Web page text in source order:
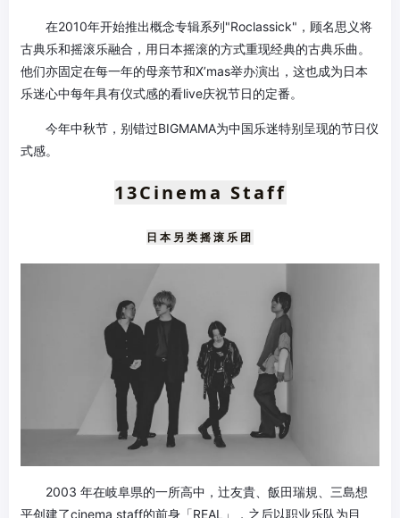
在2010年开始推出概念专辑系列"Roclassick"，顾名思义将
古典乐和摇滚乐融合，用日本摇滚的方式重现经典的古典乐曲。
他们亦固定在每一年的母亲节和X’mas举办演出，这也成为日本
乐迷心中每年具有仪式感的看live庆祝节日的定番。
今年中秋节，别错过BIGMAMA为中国乐迷特别呈现的节日仪
式感。
13Cinema Staff
日本另类摇滚乐团
2003 年在岐阜県的一所高中，辻友貴、飯田瑞規、三島想
平创建了cinema staff的前身「REAL」，之后以职业乐队为目